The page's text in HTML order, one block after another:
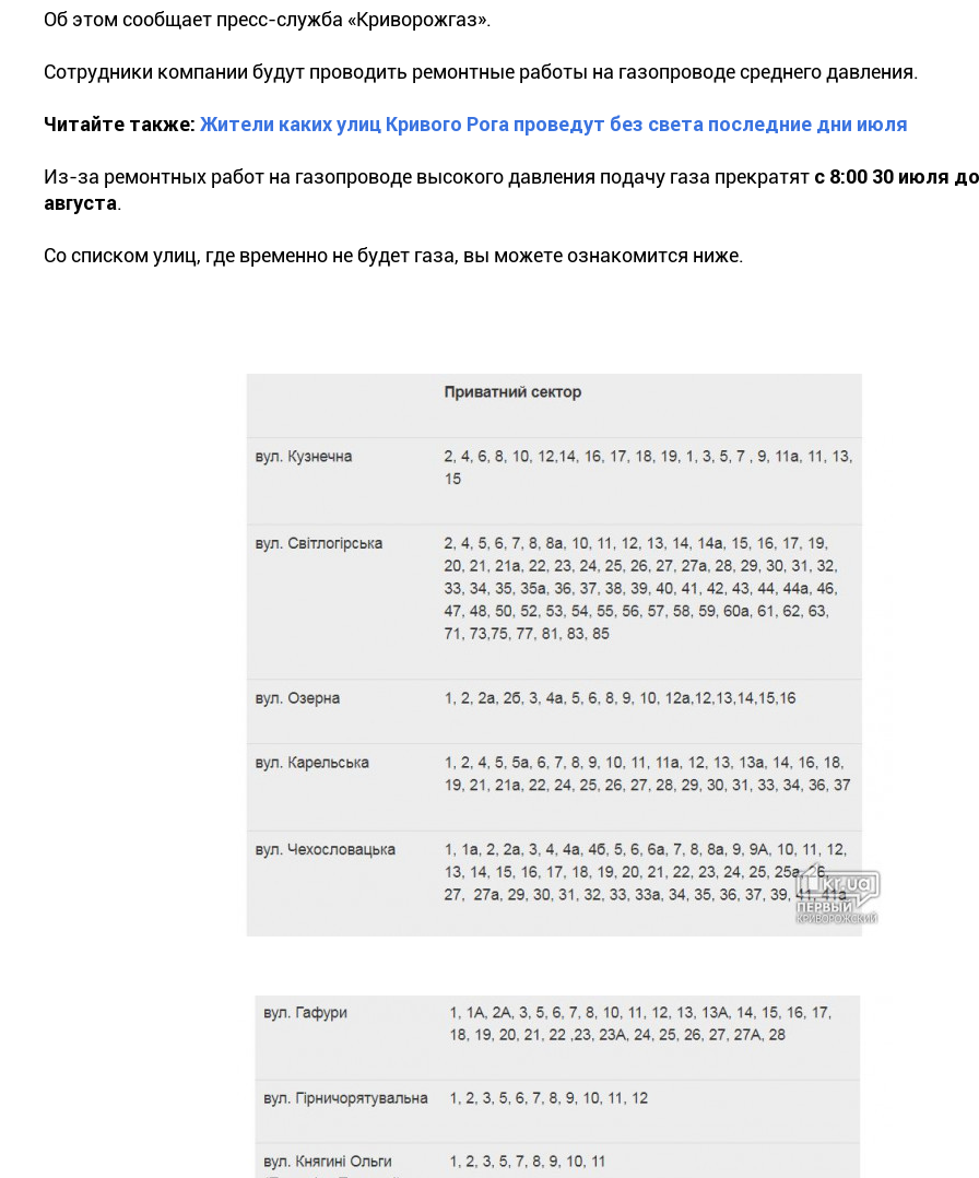
Об этом сообщает пресс-служба «Криворожгаз».
Сотрудники компании будут проводить ремонтные работы на газопроводе среднего давления.
Читайте также: Жители каких улиц Кривого Рога проведут без света последние дни июля
Из-за ремонтных работ на газопроводе высокого давления подачу газа прекратят с 8:00 30 июля
августа.
Со списком улиц, где временно не будет газа, вы можете ознакомится ниже.